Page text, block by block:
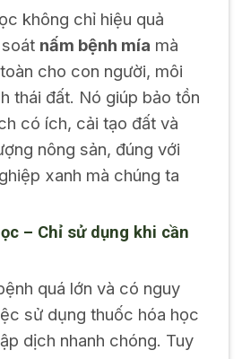
không chỉ hiệu quả
nấm bệnh mía mà
cho con người, môi
thái đất. Nó giúp bảo tồn
có ích, cải tạo đất và
nông sản, đúng với
xanh mà chúng ta
– Chỉ sử dụng khi cần
quá lớn và có nguy
sử dụng thuốc hóa học
dịch nhanh chóng. Tuy